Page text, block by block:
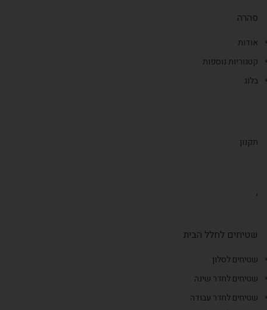
סהרה
אודות
קטגוריות נוספות
בלוג
תקנון
,
שטיחים לחלל הבית
שטיחים לסלון
שטיחים לחדר שינה
שטיחים לחדר עבודה